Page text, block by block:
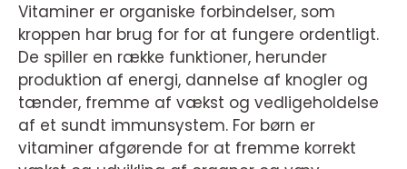
Vitaminer er organiske forbindelser, som
kroppen har brug for for at fungere ordentligt.
De spiller en række funktioner, herunder
produktion af energi, dannelse af knogler og
tænder, fremme af vækst og vedligeholdelse
af et sundt immunsystem. For børn er
vitaminer afgørende for at fremme korrekt